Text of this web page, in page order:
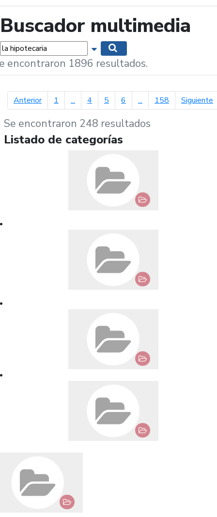
Buscador multimedia
Mostrar opciones de búsqueda
encontraron 1896 resultados.
Anteriorpágina anterior
1 ... 4 5 6 ... 158 Siguiente
Se encontraron 248 resultados
Listado de categorías